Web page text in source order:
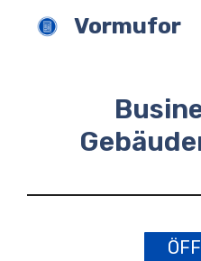
Inhalt
Vormufor